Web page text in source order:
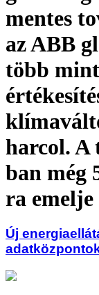
mentes
az ABB
több
harcol. A
ban még
ra emelje
Új